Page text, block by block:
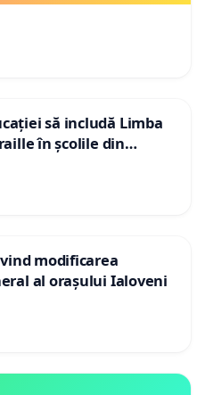
să includă Limba
în școlile din
modificarea
al orașului Ialoveni